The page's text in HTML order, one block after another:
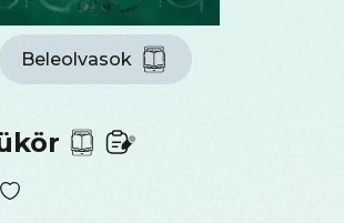
Beleolvasok